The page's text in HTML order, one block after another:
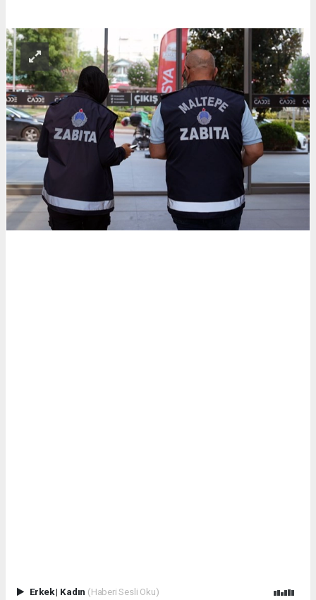
Erkek| Kadın (Haberi Sesli Oku)